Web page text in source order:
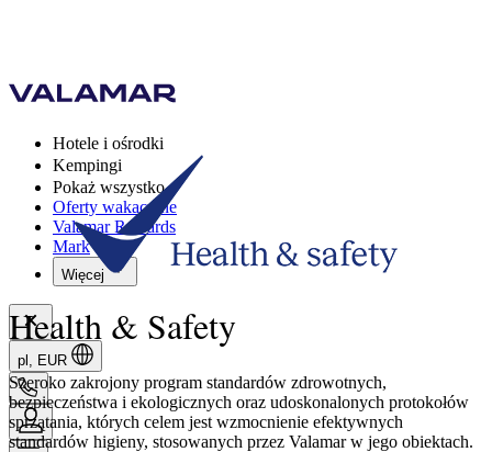
Hotele i ośrodki
Kempingi
Pokaż wszystko
Oferty wakacyjne
Valamar Rewards
Mark
Więcej
pl, EUR
Health & Safety
Szeroko zakrojony program standardów zdrowotnych,
bezpieczeństwa i ekologicznych oraz udoskonalonych protokołów
sprzątania, których celem jest wzmocnienie efektywnych
standardów higieny, stosowanych przez Valamar w jego obiektach.